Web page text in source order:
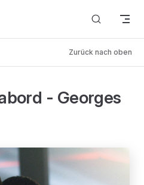
Zurück nach oben
- Georges